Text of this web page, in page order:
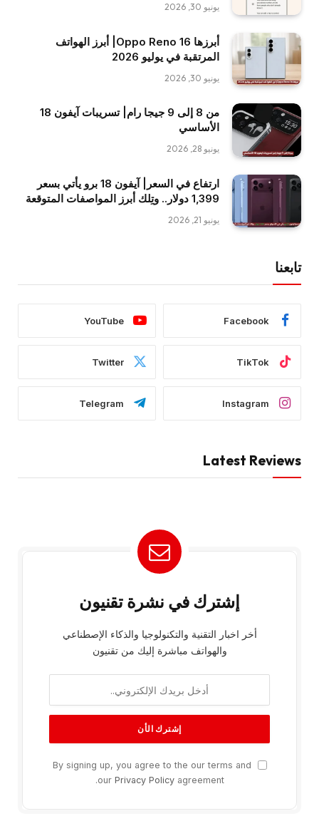
يونيو 30, 2026
أبرزها Oppo Reno 16| أبرز الهواتف
المرتقبة في يوليو 2026
يونيو 30, 2026
من 8 إلى 9 جيجا رام| تسريبات آيفون 18
الأساسي
يونيو 28, 2026
ارتفاع في السعر| آيفون 18 برو يأتي بسعر
1,399 دولار.. وتِلك أبرز المواصفات المتوقعة
يونيو 21, 2026
تابعنا
Facebook
YouTube
TikTok
Twitter
Instagram
Telegram
Latest Reviews
إشترك في نشرة تقنيون
أخر اخبار التقنية والتكنولوجيا والذكاء الإصطناعي
والهواتف مباشرة إليك من تقنيون
By signing up, you agree to the our terms and
our Privacy Policyagreement.